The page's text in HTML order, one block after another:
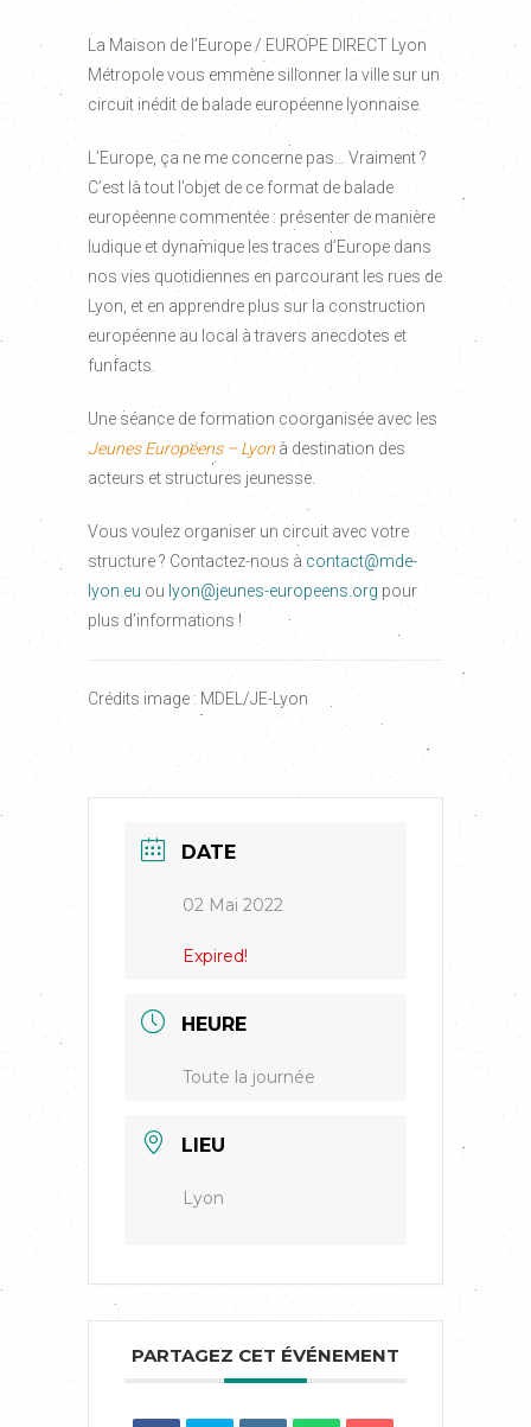
La Maison de l’Europe / EUROPE DIRECT Lyon
Métropole vous emmène sillonner la ville sur un
circuit inédit de balade européenne lyonnaise.
L’Europe, ça ne me concerne pas… Vraiment ?
C’est là tout l’objet de ce format de balade
européenne commentée : présenter de manière
ludique et dynamique les traces d’Europe dans
nos vies quotidiennes en parcourant les rues de
Lyon, et en apprendre plus sur la construction
européenne au local à travers anecdotes et
funfacts.
Une séance de formation coorganisée avec les
Jeunes Européens – Lyon à destination des
acteurs et structures jeunesse.
Vous voulez organiser un circuit avec votre
structure ? Contactez-nous à contact@mde-
lyon.eu ou lyon@jeunes-europeens.org pour
plus d’informations !
Crédits image : MDEL/JE-Lyon
DATE
02 Mai 2022
Expired!
HEURE
Toute la journée
LIEU
Lyon
PARTAGEZ CET ÉVÉNEMENT